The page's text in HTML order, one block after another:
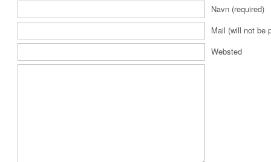
Navn (required)
Mail (will not be
Websted